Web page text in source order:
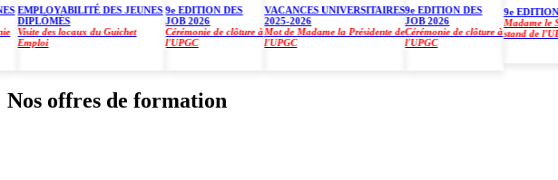
EMPLOYABILITÉ DES JEUNES
DIPLÔMÉS
Visite des locaux du Guichet
Emploi
9e EDITION DES
JOB 2026
Cérémonie de clôture à
l'UPGC
VACANCES UNIVERSITAIRES
2025-2026
Mot de Madame la Présidente de
l'UPGC
9e EDITION DES
JOB 2026
Cérémonie de clôture à
l'UPGC
9e EDITION
Madame le SG
stand de l'UPGC
Nos offres de formation